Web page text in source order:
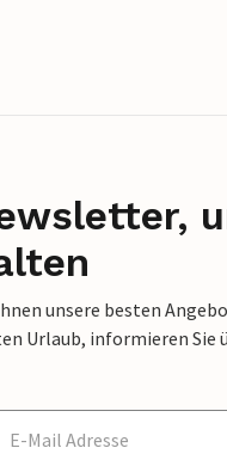
unsere besten
Urlaub, informieren Sie